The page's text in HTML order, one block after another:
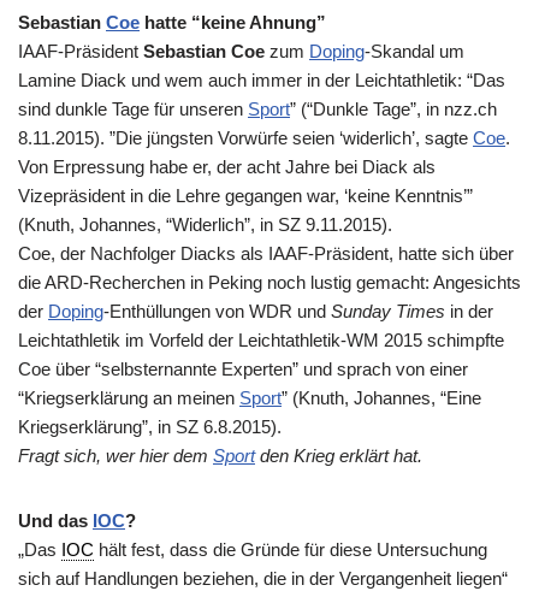
Sebastian Coe hatte “keine Ahnung”
IAAF-Präsident Sebastian Coe zum Doping-Skandal um
Lamine Diack und wem auch immer in der Leichtathletik: “Das
sind dunkle Tage für unseren Sport” (“Dunkle Tage”, in nzz.ch
8.11.2015). ”Die jüngsten Vorwürfe seien ‘widerlich’, sagte Coe.
Von Erpressung habe er, der acht Jahre bei Diack als
Vizepräsident in die Lehre gegangen war, ‘keine Kenntnis’”
(Knuth, Johannes, “Widerlich”, in SZ 9.11.2015).
Coe, der Nachfolger Diacks als IAAF-Präsident, hatte sich über
die ARD-Recherchen in Peking noch lustig gemacht: Angesichts
der Doping-Enthüllungen von WDR und Sunday Times in der
Leichtathletik im Vorfeld der Leichtathletik-WM 2015 schimpfte
Coe über “selbsternannte Experten” und sprach von einer
“Kriegserklärung an meinen Sport” (Knuth, Johannes, “Eine
Kriegserklärung”, in SZ 6.8.2015).
Fragt sich, wer hier dem Sportden Krieg erklärt hat.
Und das IOC?
„Das IOC hält fest, dass die Gründe für diese Untersuchung
sich auf Handlungen beziehen, die in der Vergangenheit liegen“